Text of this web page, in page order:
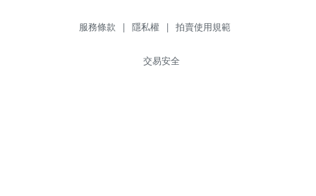
服務條款 | 隱私權 | 拍賣使用規範
交易安全